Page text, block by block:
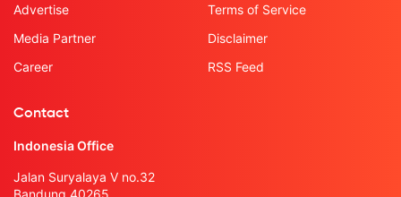
Advertise
Media Partner
Career
Terms of Service
Disclaimer
RSS Feed
Contact
Indonesia Office
Jalan Suryalaya V no.32
Bandung 40265